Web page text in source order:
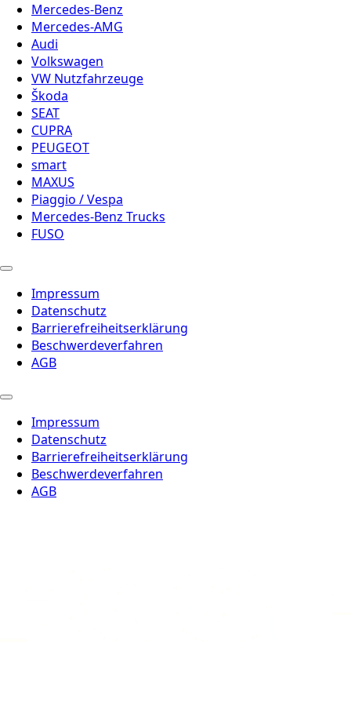
Mercedes-Benz
Mercedes-AMG
Audi
Volkswagen
VW Nutzfahrzeuge
Škoda
SEAT
CUPRA
PEUGEOT
smart
MAXUS
Piaggio / Vespa
Mercedes-Benz Trucks
FUSO
Impressum
Datenschutz
Barrierefreiheitserklärung
Beschwerdeverfahren
AGB
Impressum
Datenschutz
Barrierefreiheitserklärung
Beschwerdeverfahren
AGB